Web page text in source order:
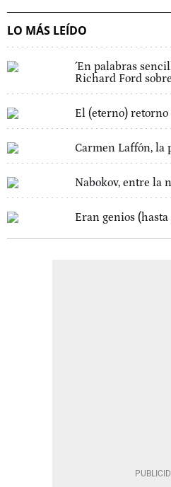
LO MÁS LEÍDO
´En palabras
Richard Ford
El (eterno)
Carmen Laffón, la
Nabokov, entre la
Eran genios